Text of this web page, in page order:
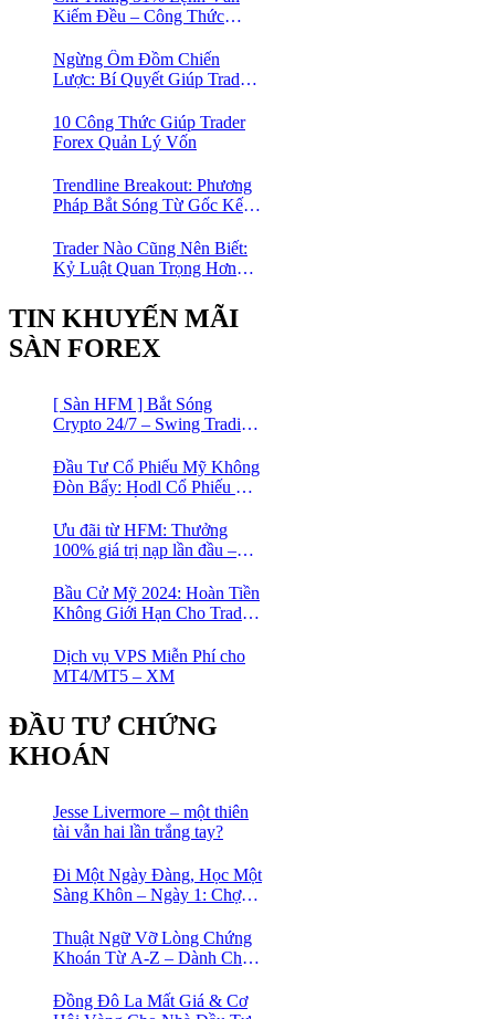
Kiếm Đều – Công Thức
Lẻ Không Cần Thắng Nhiều
Lệnh
Ngừng Ôm Đồm Chiến
Lược: Bí Quyết Giúp Trader
Lần
10 Công Thức Giúp Trader
Forex Quản Lý Vốn
Trendline Breakout: Phương
Pháp Bắt Sóng Từ Gốc Kết
Cho Trader Forex
Trader Nào Cũng Nên Biết:
Kỷ Luật Quan Trọng Hơn
TIN KHUYẾN MÃI
SÀN FOREX
[ Sàn HFM ] Bắt Sóng
Crypto 24/7 – Swing Trading
1:1000
Đầu Tư Cổ Phiếu Mỹ Không
Đòn Bẩy: Hodl Cổ Phiếu Mỹ
Nhuận Đều Đều | cổ phiếu
CFD
Ưu đãi từ HFM: Thưởng
100% giá trị nạp lần đầu –
Thị Trường Ngay!
Bầu Cử Mỹ 2024: Hoàn Tiền
Không Giới Hạn Cho Trader
Dịch vụ VPS Miễn Phí cho
MT4/MT5 – XM
ĐẦU TƯ CHỨNG
KHOÁN
Jesse Livermore – một thiên
tài vẫn hai lần trắng tay?
Đi Một Ngày Đàng, Học Một
Sàng Khôn – Ngày 1: Chợ
Thuật Ngữ Vỡ Lòng Chứng
Khoán Từ A-Z – Dành Cho
Đồng Đô La Mất Giá & Cơ